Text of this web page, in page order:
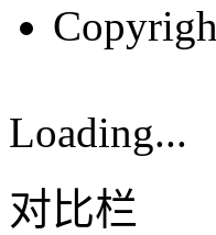
Loading...
对比栏